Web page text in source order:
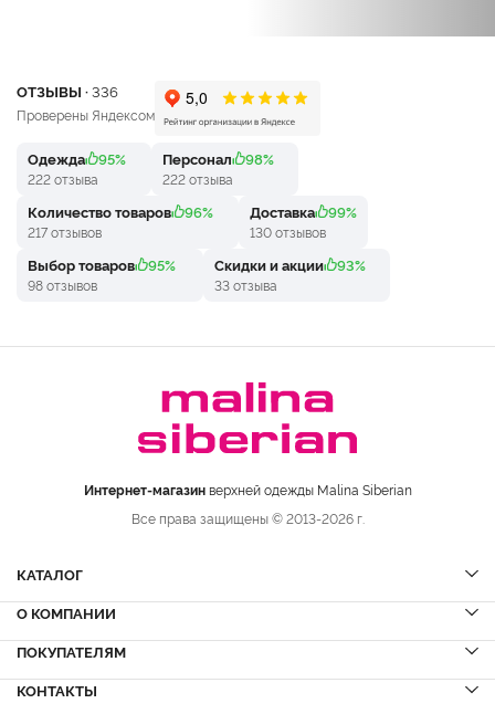
ОТЗЫВЫ ·336
Проверены Яндексом
Одежда 95%
222 отзыва
Персонал 98%
222 отзыва
Количество товаров 96%
217 отзывов
Доставка 99%
130 отзывов
Выбор товаров 95%
98 отзывов
Скидки и акции 93%
33 отзыва
Интернет-магазинверхней одежды Malina Siberian
Все права защищены © 2013-2026 г.
КАТАЛОГ
Шубы
Шубы из норки
Шубы из куницы
Дубленки
О КОМПАНИИ
Вопрос-ответ
Сервисный центр
ПОКУПАТЕЛЯМ
Акции
КОНТАКТЫ